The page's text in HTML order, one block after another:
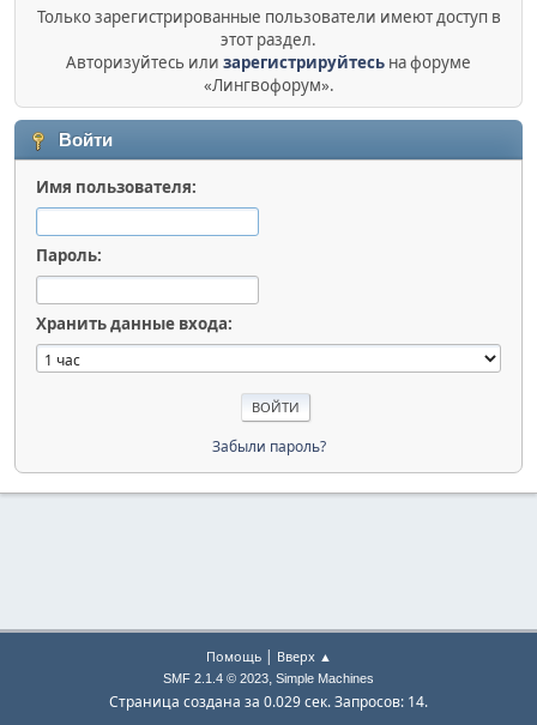
Только зарегистрированные пользователи имеют доступ в
этот раздел.
Авторизуйтесь или зарегистрируйтесь на форуме
«Лингвофорум».
Войти
Имя пользователя:
Пароль:
Хранить данные входа:
Забыли пароль?
Помощь| Вверх ▲
SMF 2.1.4 © 2023, Simple Machines
Страница создана за 0.029 сек. Запросов: 14.